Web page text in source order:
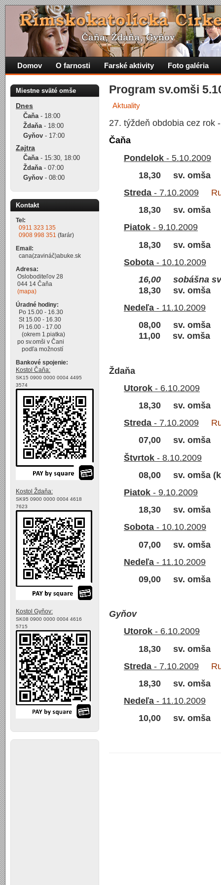
Program sv.omši
Aktuality
27. týždeň obdobia cez rok
Čaňa
Pondelok - 5.10.2009
18,30 sv. omša
Streda - 7.10.2009
18,30 sv. omša
Piatok - 9.10.2009
18,30 sv. omša
Sobota - 10.10.2009
16,00 sobášna
18,30 sv. omša
Nedeľa - 11.10.2009
08,00 sv. omša
11,00 sv. omša
Ždaňa
Utorok - 6.10.2009
18,30 sv. omša
Streda - 7.10.2009
07,00 sv. omša
Štvrtok - 8.10.2009
08,00 sv. omša
Piatok - 9.10.2009
18,30 sv. omša
Sobota - 10.10.2009
07,00 sv. omša
Nedeľa - 11.10.2009
09,00 sv. omša
Gyňov
Utorok - 6.10.2009
18,30 sv. omša
Streda - 7.10.2009
18,30 sv. omša
Nedeľa - 11.10.2009
10,00 sv. omša
Domov O farnosti Farské aktivity Foto galéria
Miestne sväté omše
Dnes
Čaňa- 18:00
Ždaňa- 18:00
Gyňov - 17:00
Zajtra
Čaňa- 15:30, 18:00
Ždaňa- 07:00
Gyňov - 08:00
Kontakt
Tel:
0911 323 135
0908 998 351 (farár)
Email:
cana(zavináč)abuke.sk
Adresa:
Osloboditeľov 28
044 14 Čaňa
(mapa)
Úradné hodiny:
Po 15.00 - 16.30
St 15.00 - 16.30
Pi 16.00 - 17.00
(okrem 1.piatka)
po sv.omši v Čani
podľa možností
Bankové spojenie:
Kostol Čaňa:
SK15 0900 0000 0004 4495
3574
Kostol Ždaňa:
SK95 0900 0000 0004 4618
7623
Kostol Gyňov:
SK08 0900 0000 0004 4616
5715